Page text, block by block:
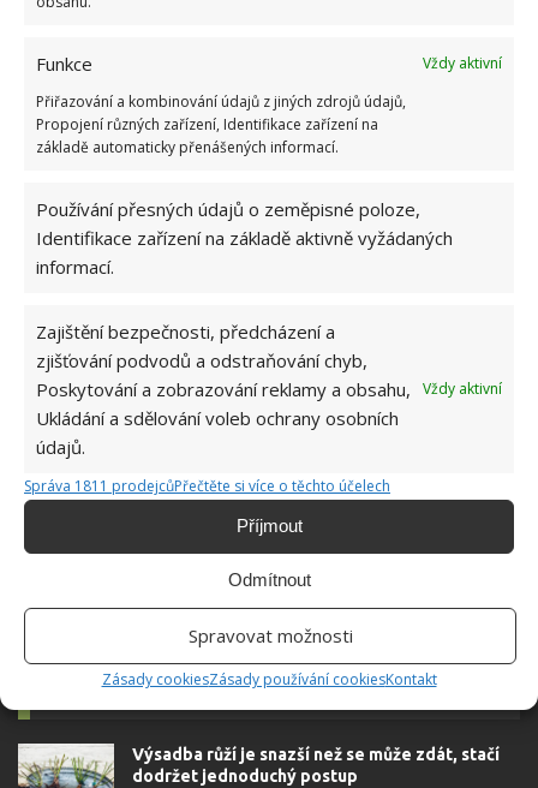
Funkce
Vždy aktivní
Přiřazování a kombinování údajů z jiných zdrojů údajů,
Propojení různých zařízení, Identifikace zařízení na
základě automaticky přenášených informací.
Používání přesných údajů o zeměpisné poloze,
Identifikace zařízení na základě aktivně vyžádaných
informací.
Zajištění bezpečnosti, předcházení a
zjišťování podvodů a odstraňování chyb,
Poskytování a zobrazování reklamy a obsahu,
Ukládání a sdělování voleb ochrany osobních
údajů.
Vždy aktivní
Správa 1811 prodejcůPřečtěte si více o těchto účelech
Příjmout
Odmítnout
Spravovat možnosti
Zásady cookiesZásady používání cookiesKontakt
JAHODY PĚSTOVÁNÍ JAHOD
Přidejte svůj názor
Jiří Kolář
Absolvent České zemědělské
velkým kutilem. V podstatě vše, co je
možné najít v j...[Více o autorovi]
Výsadba růží je snazší než se může zdát, stačí
dodržet jednoduchý postup